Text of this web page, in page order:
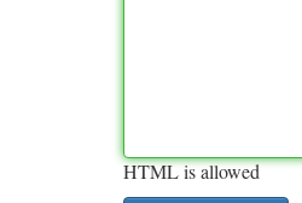
HTML is allowed